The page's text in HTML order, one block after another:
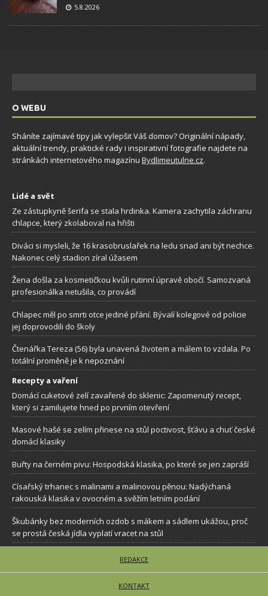
5.8.2026
O WEBU
Sháníte zajímavé tipy jak vylepšit Váš domov? Originální nápady,
aktuální trendy, praktické rady i inspirativní fotografie najdete na
stránkách internetového magazínu Bydlimeutulne.cz.
Lidé a svět
Ze zástupkyně šerifa se stala hrdinka. Kamera zachytila záchranu
chlapce, který zkolaboval na hřišti
Diváci si mysleli, že 16 krasobruslařek na ledu snad ani být nechce.
Nakonec celý stadion zíral úžasem
Žena došla za kosmetičkou kvůli rutinní úpravě obočí. Samozvaná
profesionálka netušila, co provádí
Chlapec měl po smrti otce jediné přání. Bývalí kolegové od policie
jej doprovodili do školy
Čtenářka Tereza (56) byla unavená životem a málem to vzdala. Po
totální proměně je k nepoznání
Recepty a vaření
Domácí cuketové zelí zavařené do sklenic: Zapomenutý recept,
který si zamilujete hned po prvním otevření
Masové hašé se zelím přinese na stůl poctivost, šťávu a chuť české
domácí klasiky
Buřty na černém pivu: Hospodská klasika, po které se jen zapráší
Císařský trhanec s malinami a malinovou pěnou: Nadýchaná
rakouská klasika v ovocném a svěžím letním podání
Škubánky bez moderních ozdob s mákem a sádlem ukážou, proč
se prostá česká jídla vyplatí vracet na stůl
REDAKCE
KONTAKT